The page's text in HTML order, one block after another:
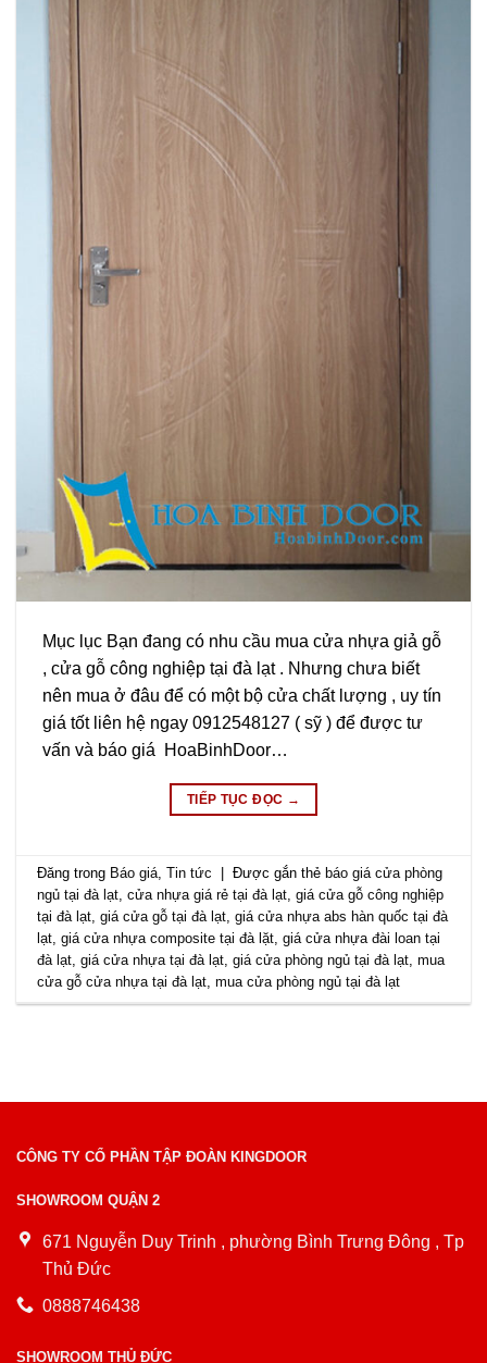
Mục lục Bạn đang có nhu cầu mua cửa nhựa giả gỗ
, cửa gỗ công nghiệp tại đà lạt . Nhưng chưa biết
nên mua ở đâu để có một bộ cửa chất lượng , uy tín
giá tốt liên hệ ngay 0912548127 ( sỹ ) để được tư
vấn và báo giá HoaBinhDoor…
TIẾP TỤC ĐỌC →
Đăng trong Báo giá,Tin tức Được gắn thẻ báo giá cửa phòng
ngủ tại đà lạt,cửa nhựa giá rẻ tại đà lạt,giá cửa gỗ công nghiệp
tại đà lạt,giá cửa gỗ tại đà lạt,giá cửa nhựa abs hàn quốc tại đà
lạt,giá cửa nhựa composite tại đà lặt,giá cửa nhựa đài loan tại
đà lạt,giá cửa nhựa tại đà lạt,giá cửa phòng ngủ tại đà lạt,mua
cửa gỗ cửa nhựa tại đà lạt,mua cửa phòng ngủ tại đà lạt
CÔNG TY CỔ PHẦN TẬP ĐOÀN KINGDOOR
SHOWROOM QUẬN 2
671 Nguyễn Duy Trinh , phường Bình Trưng Đông , Tp
Thủ Đức
0888746438
SHOWROOM THỦ ĐỨC